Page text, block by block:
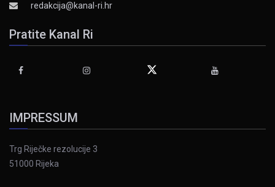
redakcija@kanal-ri.hr
Pratite Kanal Ri
IMPRESSUM
Trg Riječke rezolucije 3
51000 Rijeka